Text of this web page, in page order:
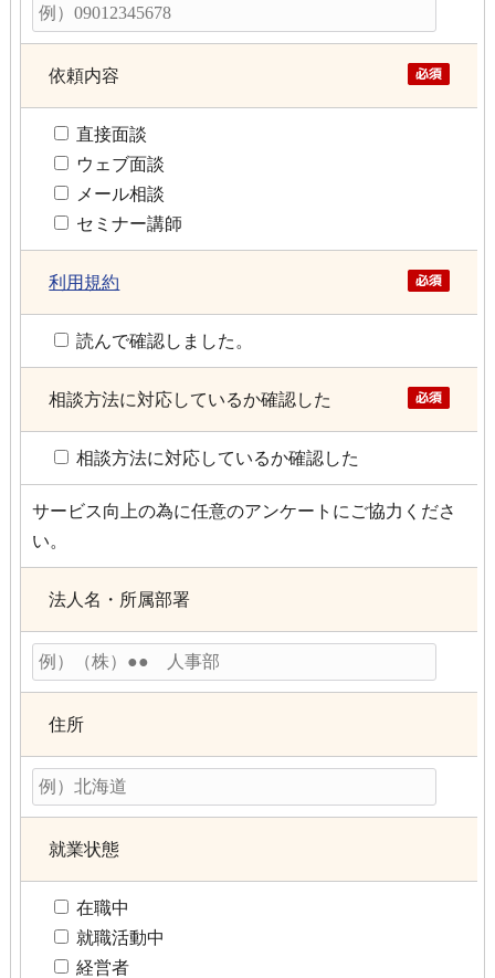
依頼内容
直接面談
ウェブ面談
メール相談
セミナー講師
利用規約
読んで確認しました。
相談方法に対応しているか確認した
相談方法に対応しているか確認した
サービス向上の為に任意のアンケートにご協力くださ
い。
法人名・所属部署
住所
就業状態
在職中
就職活動中
経営者